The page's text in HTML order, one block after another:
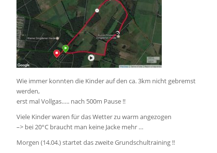
Wie immer konnten die Kinder auf den ca. 3km nicht gebremst
werden,
erst mal Vollgas….. nach 500m Pause !!
Viele Kinder waren für das Wetter zu warm angezogen
–> bei 20°C braucht man keine Jacke mehr …
Morgen (14.04.) startet das zweite Grundschultraining !!